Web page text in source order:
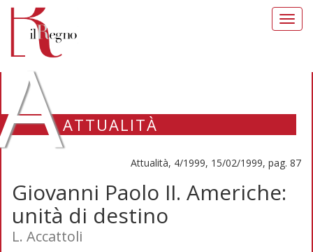
ATTUALITÀ
Attualità, 4/1999, 15/02/1999, pag. 87
Giovanni Paolo II. Americhe:
unità di destino
L. Accattoli